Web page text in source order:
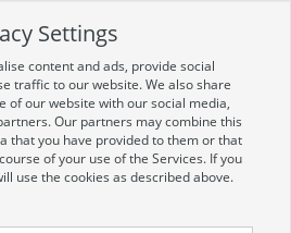
(Login erforderlich)
Settings
content and ads, provide social
traffic to our website. We also share
of our website with our social media,
Our partners may combine this
that you have provided to them or that
of your use of the Services. If you
use the cookies as described above.